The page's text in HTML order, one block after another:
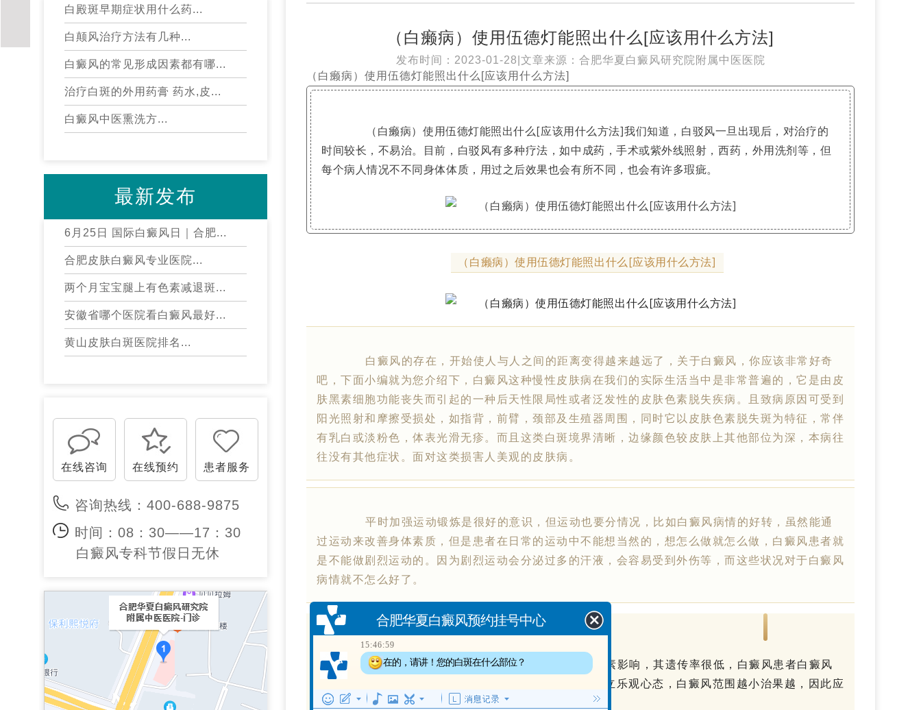
白殿斑早期症状用什么药...
白颠风治疗方法有几种...
白癜风的常见形成因素都有哪...
治疗白斑的外用药膏 药水,皮...
白癜风中医熏洗方...
最新发布
6月25日 国际白癜风日｜合肥...
合肥皮肤白癜风专业医院...
两个月宝宝腿上有色素减退斑...
安徽省哪个医院看白癜风最好...
黄山皮肤白斑医院排名...
在线咨询 在线预约 患者服务
咨询热线：400-688-9875
时间：08：30——17：30
白癜风专科节假日无休
（白癞病）使用伍德灯能照出什么[应该用什么方法]
发布时间：2023-01-28|文章来源： 合肥华夏白癜风研究院附属中医医院
（白癞病）使用伍德灯能照出什么[应该用什么方法]
（白癞病）使用伍德灯能照出什么[应该用什么方法]我们知道，白驳风一旦出现后，对治疗的
时间较长，不易治。目前，白驳风有多种疗法，如中成药，手术或紫外线照射，西药，外用洗剂等，但
每个病人情况不不同身体体质，用过之后效果也会有所不同，也会有许多瑕疵。
（白癞病）使用伍德灯能照出什么[应该用什么方法]
白癜风的存在，开始使人与人之间的距离变得越来越远了，关于白癜风，你应该非常好奇
吧，下面小编就为您介绍下，白癜风这种慢性皮肤病在我们的实际生活当中是非常普遍的，它是由皮
肤黑素细胞功能丧失而引起的一种后天性限局性或者泛发性的皮肤色素脱失疾病。且致病原因可受到
阳光照射和摩擦受损处，如指背，前臂，颈部及生殖器周围，同时它以皮肤色素脱失斑为特征，常伴
有乳白或淡粉色，体表光滑无疹。而且这类白斑境界清晰，边缘颜色较皮肤上其他部位为深，本病往
往没有其他症状。面对这类损害人美观的皮肤病。
平时加强运动锻炼是很好的意识，但运动也要分情况，比如白癜风病情的好转，虽然能通
过运动来改善身体素质，但是患者在日常的运动中不能想当然的，想怎么做就怎么做，白癜风患者就
是不能做剧烈运动的。因为剧烈运动会分泌过多的汗液，会容易受到外伤等，而这些状况对于白癜风
病情就不怎么好了。
温馨提示
白癜风虽存在一定遗传因素，但同样受后天因素影响，其遗传率很低，白癜风患者白癜风
患者要重视饮食习惯，应培养良好生活方式、维持或树立乐观心态，白癜风范围越小治果越，因此应
及早发现及早治疗。
合肥华夏白癜风预约挂号中心
15:46:59
在的，请讲！您的白斑在什么部位？
15:1:1
出现白斑多长时间了？